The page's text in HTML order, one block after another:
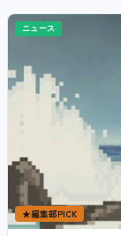
ニュース
★編集部PICK